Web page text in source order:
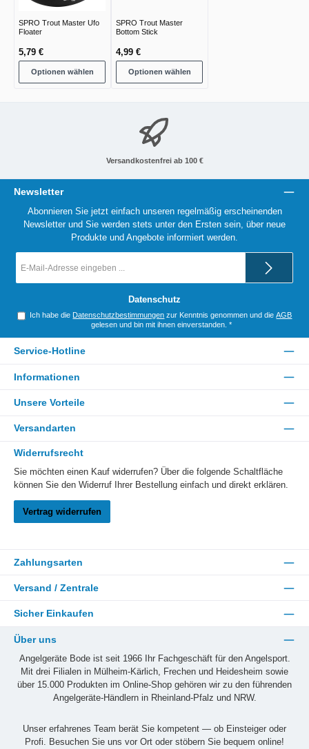
SPRO Trout Master Ufo
Floater
5,79 €
Optionen wählen
SPRO Trout Master
Bottom Stick
4,99 €
Optionen wählen
Versandkostenfrei ab 100 €
Newsletter
Abonnieren Sie jetzt einfach unseren regelmäßig erscheinenden
Newsletter und Sie werden stets unter den Ersten sein, über neue
Produkte und Angebote informiert werden.
Mail-
Datenschutz
Ich habe die Datenschutzbestimmungen zur Kenntnis genommen und dieAGB
gelesen und bin mit ihnen einverstanden. *
Service-Hotline
Informationen
Unsere Vorteile
Versandarten
Widerrufsrecht
Sie möchten einen Kauf widerrufen? Über die folgende Schaltfläche
können Sie den Widerruf Ihrer Bestellung einfach und direkt erklären.
Vertrag widerrufen
Zahlungsarten
Versand / Zentrale
Sicher Einkaufen
Über uns
Angelgeräte Bode ist seit 1966 Ihr Fachgeschäft für den Angelsport.
Mit drei Filialen in Mülheim-Kärlich, Frechen und Heidesheim sowie
über 15.000 Produkten im Online-Shop gehören wir zu den führenden
Angelgeräte-Händlern in Rheinland-Pfalz und NRW.
Unser erfahrenes Team berät Sie kompetent — ob Einsteiger oder
Profi. Besuchen Sie uns vor Ort oder stöbern Sie bequem online!